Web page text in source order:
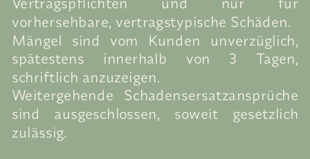
vorhersehbare, vertragstypische Schäden.
Mängel sind vom Kunden unverzüglich,
spätestens innerhalb von 3 Tagen,
schriftlich anzuzeigen.
Weitergehende Schadensersatzansprüche
sind ausgeschlossen, soweit gesetzlich
zulässig.